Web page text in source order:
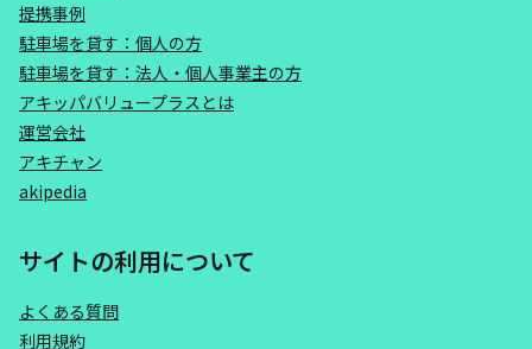
提携事例
駐車場を貸す：個人の方
駐車場を貸す：法人・個人事業主の方
アキッパバリュープラスとは
運営会社
アキチャン
akipedia
サイトの利用について
よくある質問
利用規約